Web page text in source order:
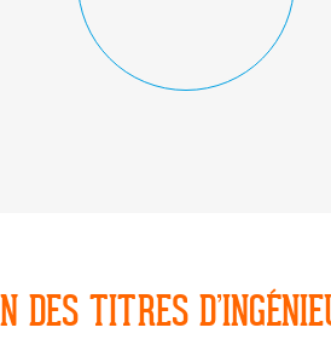
DES TITRES